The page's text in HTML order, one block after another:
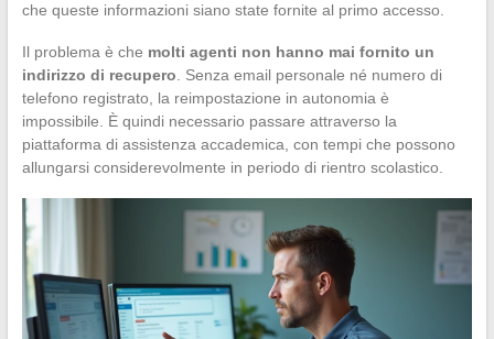
che queste informazioni siano state fornite al primo accesso.
Il problema è che molti agenti non hanno mai fornito un
indirizzo di recupero . Senza email personale né numero di
telefono registrato, la reimpostazione in autonomia è
impossibile. È quindi necessario passare attraverso la
piattaforma di assistenza accademica, con tempi che possono
allungarsi considerevolmente in periodo di rientro scolastico.